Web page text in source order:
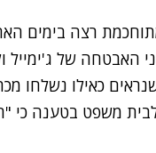
רצה בימים
האבטחה של
לבית משפט בטענה כי